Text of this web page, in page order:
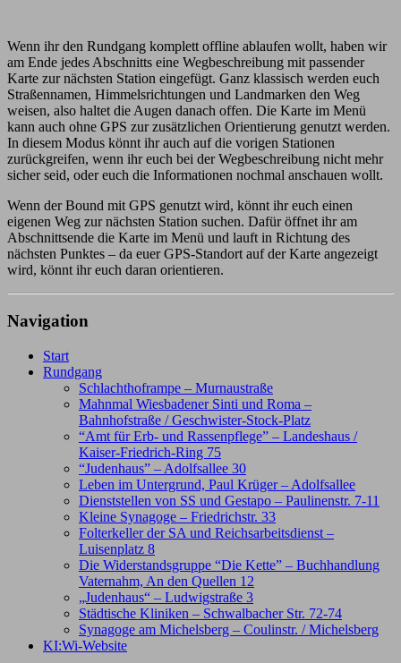
Wenn ihr den Rundgang komplett offline ablaufen wollt, haben wir
am Ende jedes Abschnitts eine Wegbeschreibung mit passender
Karte zur nächsten Station eingefügt. Ganz klassisch werden euch
Straßennamen, Himmelsrichtungen und Landmarken den Weg
weisen, also haltet die Augen danach offen. Die Karte im Menü
kann auch ohne GPS zur zusätzlichen Orientierung genutzt werden.
In diesem Modus könnt ihr auch auf die vorigen Stationen
zurückgreifen, wenn ihr euch bei der Wegbeschreibung nicht mehr
sicher seid, oder euch die Informationen nochmal anschauen wollt.
Wenn der Bound mit GPS genutzt wird, könnt ihr euch einen
eigenen Weg zur nächsten Station suchen. Dafür öffnet ihr am
Abschnittsende die Karte im Menü und lauft in Richtung des
nächsten Punktes – da euer GPS-Standort auf der Karte angezeigt
wird, könnt ihr euch daran orientieren.
Navigation
Start
Rundgang
Schlachthoframpe – Murnaustraße
Mahnmal Wiesbadener Sinti und Roma –
Bahnhofstraße / Geschwister-Stock-Platz
“Amt für Erb- und Rassenpflege” – Landeshaus /
Kaiser-Friedrich-Ring 75
“Judenhaus” – Adolfsallee 30
Leben im Untergrund, Paul Krüger – Adolfsallee
Dienststellen von SS und Gestapo – Paulinenstr. 7-11
Kleine Synagoge – Friedrichstr. 33
Folterkeller der SA und Reichsarbeitsdienst –
Luisenplatz 8
Die Widerstandsgruppe “Die Kette” – Buchhandlung
Vaternahm, An den Quellen 12
„Judenhaus“ – Ludwigstraße 3
Städtische Kliniken – Schwalbacher Str. 72-74
Synagoge am Michelsberg – Coulinstr. / Michelsberg
KI:Wi-Website